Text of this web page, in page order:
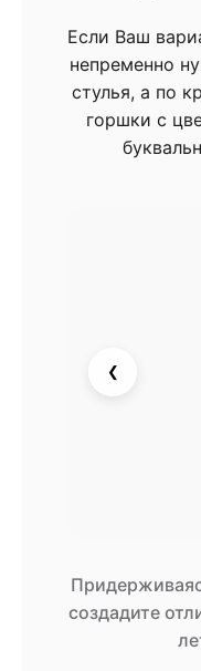
Если Ваш
непременно
стулья, а по
горшки с
❮
создадите